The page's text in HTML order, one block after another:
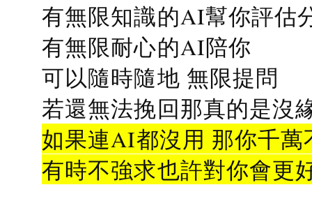
有無限知識的AI幫你評估
有無限耐心的AI陪你
可以隨時隨地 無限提問
若還無法挽回那真的是沒
如果連AI都沒用 那你千
有時不強求也許對你會更